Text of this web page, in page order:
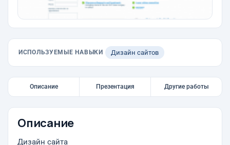
ИСПОЛЬЗУЕМЫЕ НАВЫКИ Дизайн сайтов
Описание Презентация Другие работы
Описание
Дизайн сайта